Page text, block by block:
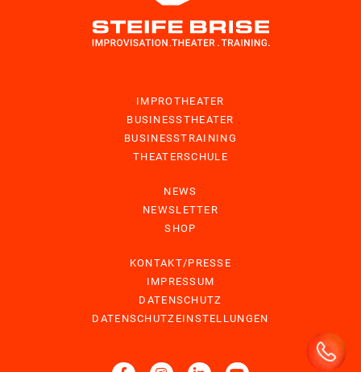
IMPROTHEATER
BUSINESSTHEATER
BUSINESSTRAINING
THEATERSCHULE
NEWS
NEWSLETTER
SHOP
KONTAKT/PRESSE
IMPRESSUM
DATENSCHUTZ
DATENSCHUTZEINSTELLUNGEN